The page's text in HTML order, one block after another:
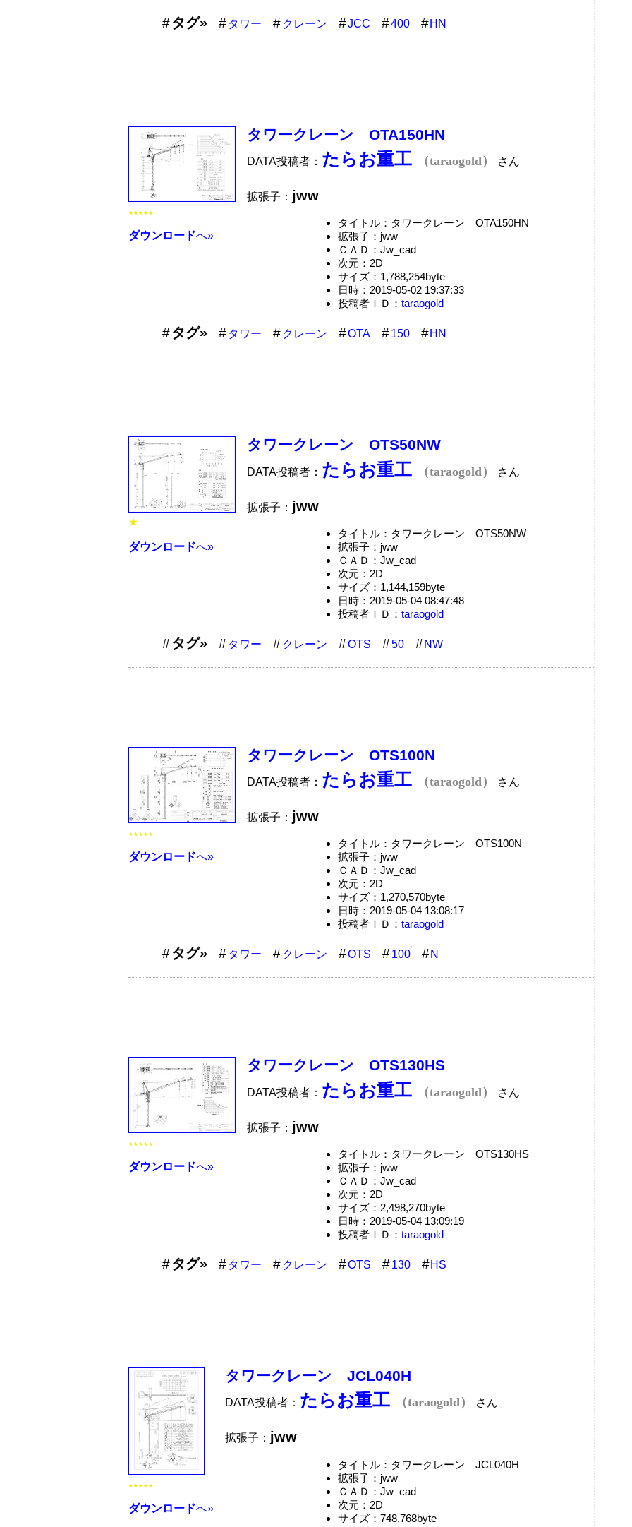
タグ» タワー クレーン JCC 400 HN
★★★★★
ダウンロードへ»
タワークレーン OTA150HN
DATA投稿者： たらお重工 （taraogold） さん
拡張子： jww
タイトル：タワークレーン OTA150HN
拡張子：jww
ＣＡＤ：Jw_cad
次元：2D
サイズ：1,788,254byte
日時：2019-05-02 19:37:33
投稿者ＩＤ： taraogold
タグ» タワー クレーン OTA 150 HN
★
ダウンロードへ»
タワークレーン OTS50NW
DATA投稿者： たらお重工 （taraogold） さん
拡張子： jww
タイトル：タワークレーン OTS50NW
拡張子：jww
ＣＡＤ：Jw_cad
次元：2D
サイズ：1,144,159byte
日時：2019-05-04 08:47:48
投稿者ＩＤ： taraogold
タグ» タワー クレーン OTS 50 NW
★★★★★
ダウンロードへ»
タワークレーン OTS100N
DATA投稿者： たらお重工 （taraogold） さん
拡張子： jww
タイトル：タワークレーン OTS100N
拡張子：jww
ＣＡＤ：Jw_cad
次元：2D
サイズ：1,270,570byte
日時：2019-05-04 13:08:17
投稿者ＩＤ： taraogold
タグ» タワー クレーン OTS 100 N
★★★★★
ダウンロードへ»
タワークレーン OTS130HS
DATA投稿者： たらお重工 （taraogold） さん
拡張子： jww
タイトル：タワークレーン OTS130HS
拡張子：jww
ＣＡＤ：Jw_cad
次元：2D
サイズ：2,498,270byte
日時：2019-05-04 13:09:19
投稿者ＩＤ： taraogold
タグ» タワー クレーン OTS 130 HS
★★★★★
ダウンロードへ»
タワークレーン JCL040H
DATA投稿者： たらお重工 （taraogold） さん
拡張子： jww
タイトル：タワークレーン JCL040H
拡張子：jww
ＣＡＤ：Jw_cad
次元：2D
サイズ：748,768byte